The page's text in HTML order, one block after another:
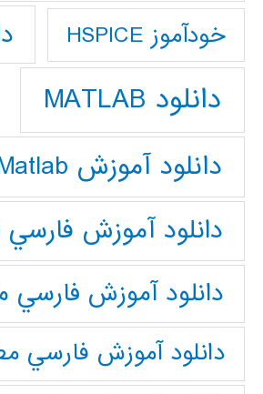
خودآموز HSPICE
دانلود MATLAB
دانلود آموزش Matlab
دانلود آموزش فارسي Matlab
دانلود آموزش فارسي
دانلود آموزش فارسي